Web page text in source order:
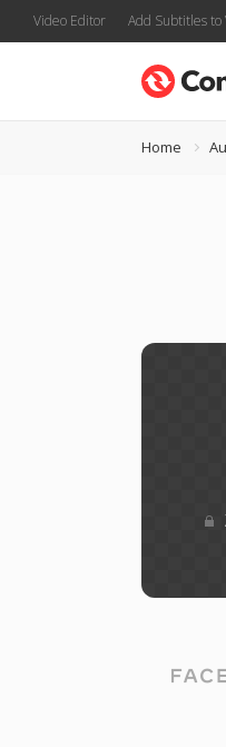
Video Editor Add Subtitles to
Home